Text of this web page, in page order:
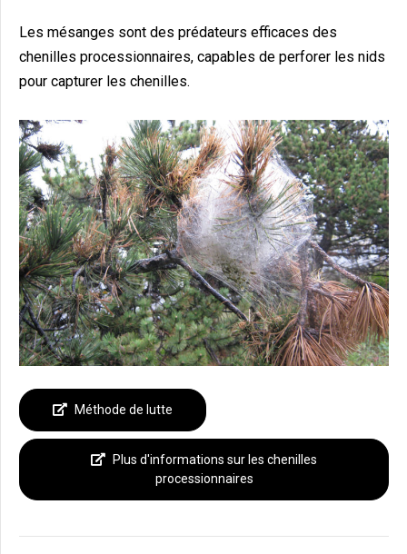
Les mésanges sont des prédateurs efficaces des
chenilles processionnaires, capables de perforer les nids
pour capturer les chenilles.
Méthode de lutte
Plus d'informations sur les chenilles
processionnaires